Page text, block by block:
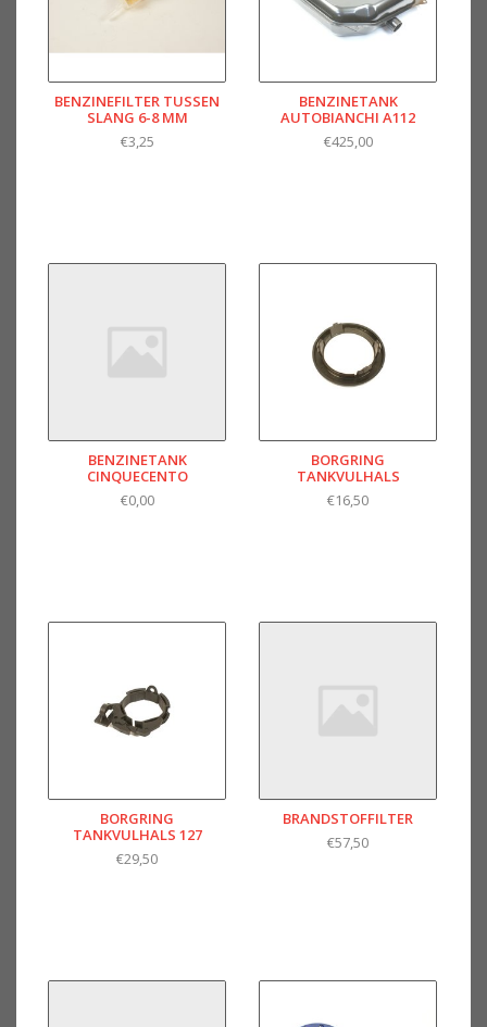
BENZINEFILTER TUSSEN
SLANG 6-8 MM
€3,25
BENZINETANK
AUTOBIANCHI A112
€425,00
BENZINETANK
CINQUECENTO
€0,00
BORGRING
TANKVULHALS
€16,50
BORGRING
TANKVULHALS 127
€29,50
BRANDSTOFFILTER
€57,50